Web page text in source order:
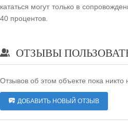
кататься могут только в
40 процентов.
ОТЗЫВЫ
Отзывов об этом объекте пока
ДОБАВИТЬ НОВЫЙ ОТЗЫВ